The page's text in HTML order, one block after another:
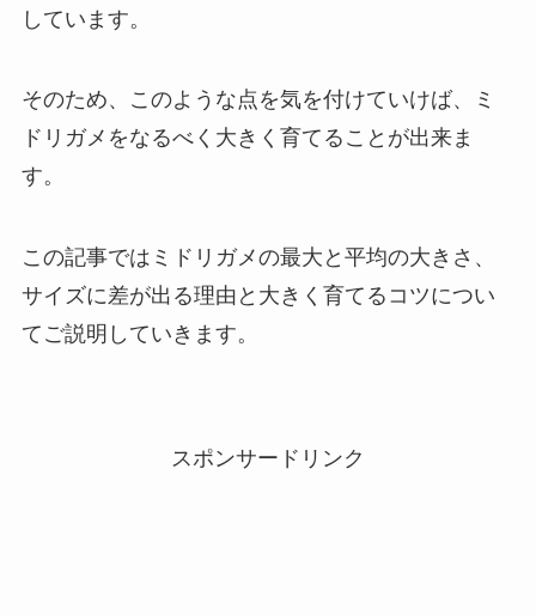
しています。
そのため、このような点を気を付けていけば、ミ
ドリガメをなるべく大きく育てることが出来ま
す。
この記事ではミドリガメの最大と平均の大きさ、
サイズに差が出る理由と大きく育てるコツについ
てご説明していきます。
スポンサードリンク